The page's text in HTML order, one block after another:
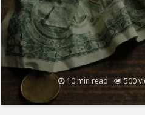
500
10 min read